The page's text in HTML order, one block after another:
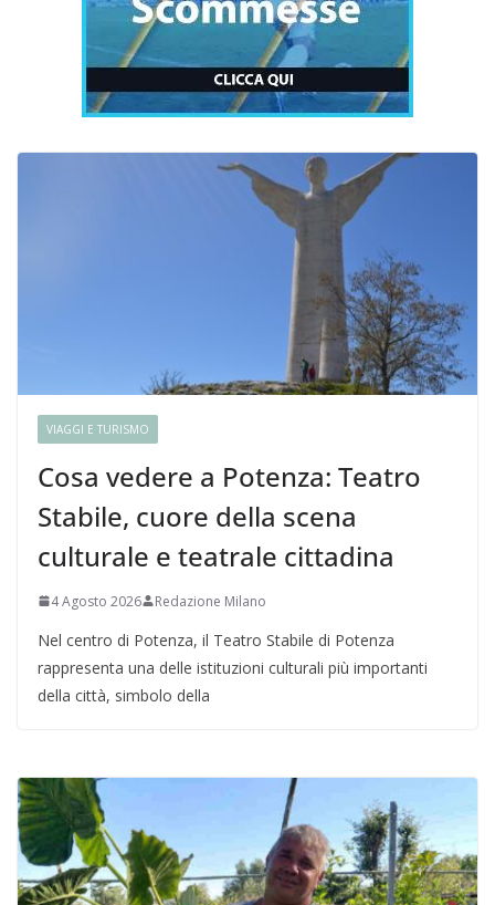
VIAGGI E TURISMO
Cosa vedere a Potenza: Teatro
Stabile, cuore della scena
culturale e teatrale cittadina
4 Agosto 2026 Redazione Milano
Nel centro di Potenza, il Teatro Stabile di Potenza
rappresenta una delle istituzioni culturali più importanti
della città, simbolo della